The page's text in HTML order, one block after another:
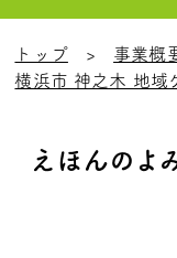
トップ 事業概
横浜市 神之木 地域
えほんのよ